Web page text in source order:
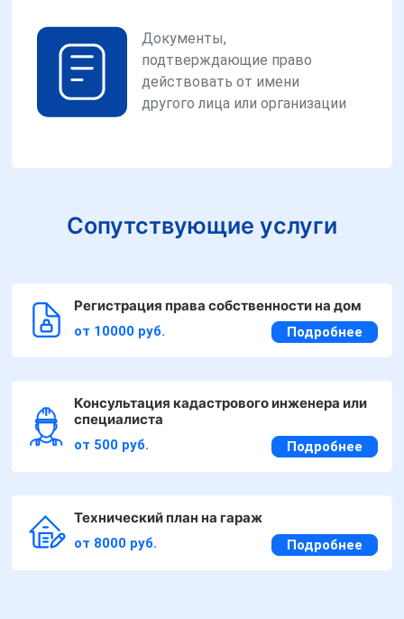
Документы,
подтверждающие право
действовать от имени
другого лица или организации
Сопутствующие услуги
Регистрация права собственности на дом
от 10000 руб. Подробнее
Консультация кадастрового инженера или
специалиста
от 500 руб. Подробнее
Технический план на гараж
от 8000 руб. Подробнее